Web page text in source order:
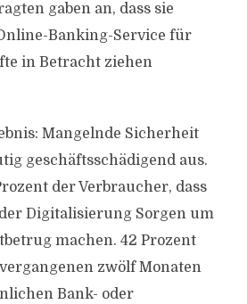
gaben an, dass sie
Banking-Service für
in Betracht ziehen
Mangelnde Sicherheit
geschäftsschädigend aus.
der Verbraucher, dass
Digitalisierung Sorgen um
machen. 42 Prozent
zwölf Monaten
Bank- oder